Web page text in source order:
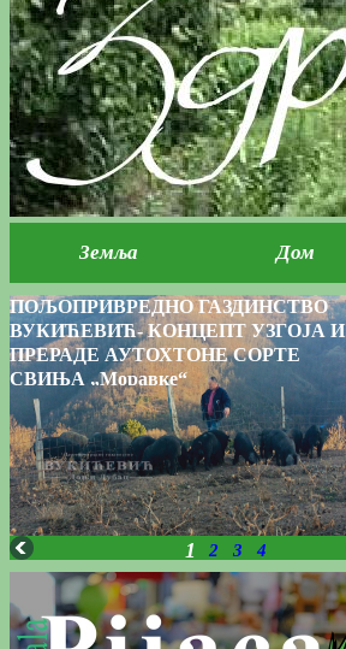
ПОЉОПРИВРЕДНО ГАЗДИНСТВО
ВУКИЋЕВИЋ- КОНЦЕПТ УЗГОЈА И
ПРЕРАДЕ АУТОХТОНЕ СОРТЕ
СВИЊА „Моравке“
1 2 3 4
Земља Дом